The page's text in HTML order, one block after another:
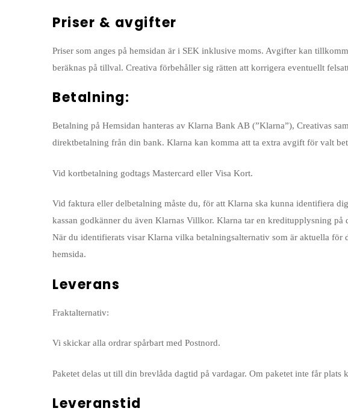
Priser & avgifter
Priser som anges på hemsidan är i SEK inklusive moms. Avgifter kan
beräknas på tillval. Creativa förbehåller sig rätten att korrigera eventuellt
Betalning:
Betalning på Hemsidan hanteras av Klarna Bank AB (”Klarna”), Creativas
direktbetalning från din bank. Klarna kan komma att ta extra avgift för valt
Vid kortbetalning godtags Mastercard eller Visa Kort.
Vid faktura eller delbetalning måste du, för att Klarna ska kunna identifiera
kassan godkänner du även Klarnas Villkor. Klarna tar en kreditupplysning
När du identifierats visar Klarna vilka betalningsalternativ som är aktuella
hemsida.
Leverans
Fraktalternativ:
Vi skickar alla ordrar spårbart med Postnord.
Paketet delas ut till din brevlåda dagtid på vardagar. Om paketet inte får
Leveranstid